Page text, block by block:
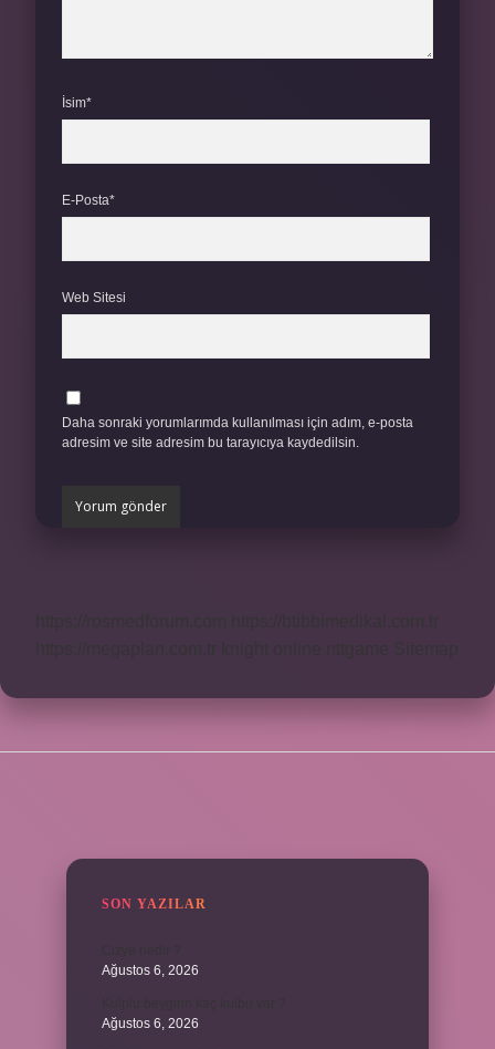
İsim*
E-Posta*
Web Sitesi
Daha sonraki yorumlarımda kullanılması için adım, e-posta
adresim ve site adresim bu tarayıcıya kaydedilsin.
SON YAZILAR
Ağustos 6, 2026
Ağustos 6, 2026